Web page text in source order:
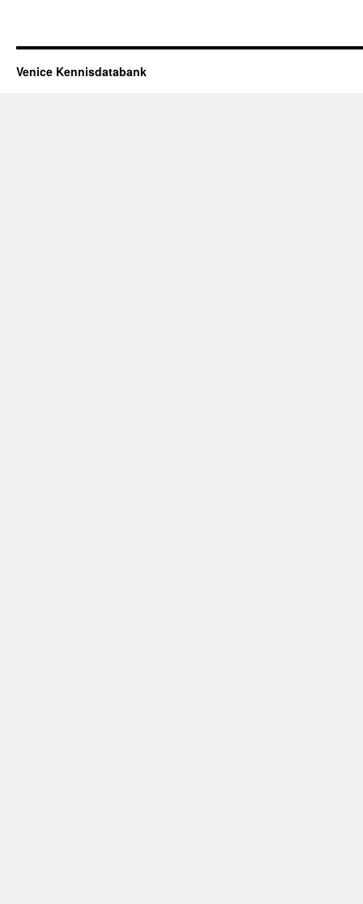
Venice Kennisdatabank